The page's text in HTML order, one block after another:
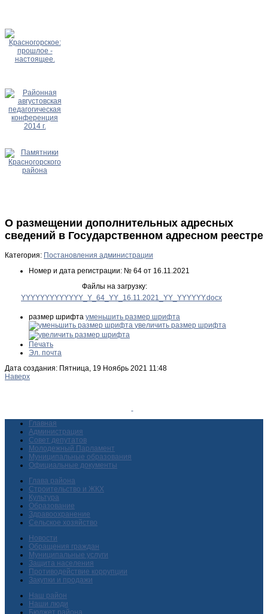
О размещении дополнительных адресных
сведений в Государственном адресном реестре
Категория: Постановления администрации
Номер и дата регистрации: № 64 от 16.11.2021
Файлы на загрузку:
YYYYYYYYYYYYY_Y_64_YY_16.11.2021_YY_YYYYYY.docx
размер шрифта уменьшить размер шрифта
увеличить размер шрифта
Печать
Эл. почта
Дата создания: Пятница, 19 Ноябрь 2021 11:48
Наверх
Главная
Администрация
Совет депутатов
Молодежный Парламент
Муниципальные образования
Официальные документы
Глава района
Строительство и ЖКХ
Культура
Образование
Здравоохранение
Сельское хозяйство
Новости
Обращения граждан
Муниципальные услуги
Защита населения
Противодействие коррупции
Закупки и продажи
Наш район
Наши люди
Бюджет района